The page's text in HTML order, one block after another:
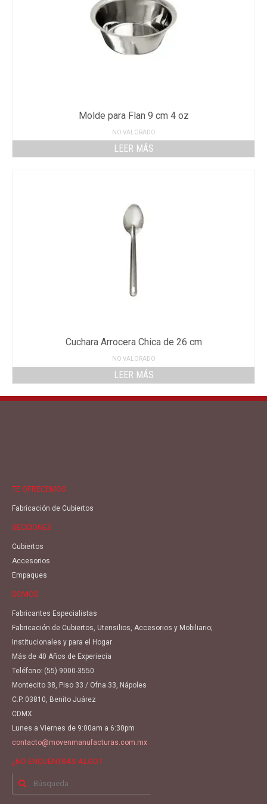
Molde para Flan 9 cm 4 oz
NO VALORADO
LEER MÁS
Cuchara Arrocera Chica de 26 cm
NO VALORADO
LEER MÁS
TE OFRECEMOS
Fabricación de Cubiertos
SECCIONES
Cubiertos
Accesorios
Empaques
SOMOS
Fabricantes Especialistas
Fabricación de Cubiertos, Utensilios, Accesorios y Mobiliario;
Institucionales y para el Hogar
Más de 40 Años de Experiecia
Teléfono: (55) 9000-3550
Montecito 38, Piso 33 / Ofna 33, Nápoles
C.P. 03810, Benito Juárez
CDMX
Lunes a Viernes de 9:00am a 6:30pm
contacto@movenmanufacturas.com.mx
¿NO ENCUENTRAS ALGO?
Buscar